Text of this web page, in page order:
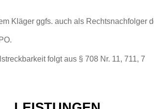
Kläger ggfs. auch als Rechtsnachfolger
folgt aus § 708 Nr. 11, 711, 7